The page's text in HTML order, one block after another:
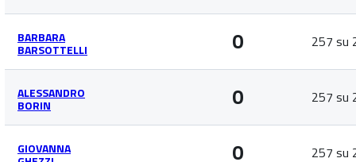
BARBARA
BARSOTTELLI 0 257 su
ALESSANDRO
BORIN 0 257 su
GIOVANNA 0 257 su